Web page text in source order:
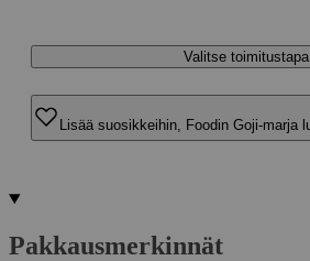
Valitse toimitustapa
Lisää suosikkeihin, Foodin Goji-marja
Pakkausmerkinnät